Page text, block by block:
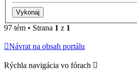
97 tém • Strana 1 z 1
Návrat na obsah portálu
Rýchla navigácia vo fórach